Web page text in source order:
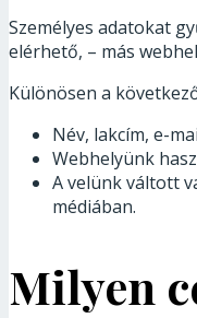
Személyes adatokat
elérhető, – más
Különösen a
Név, lakcím, e-
Webhelyünk
A velünk váltott
médiában.
Milyen